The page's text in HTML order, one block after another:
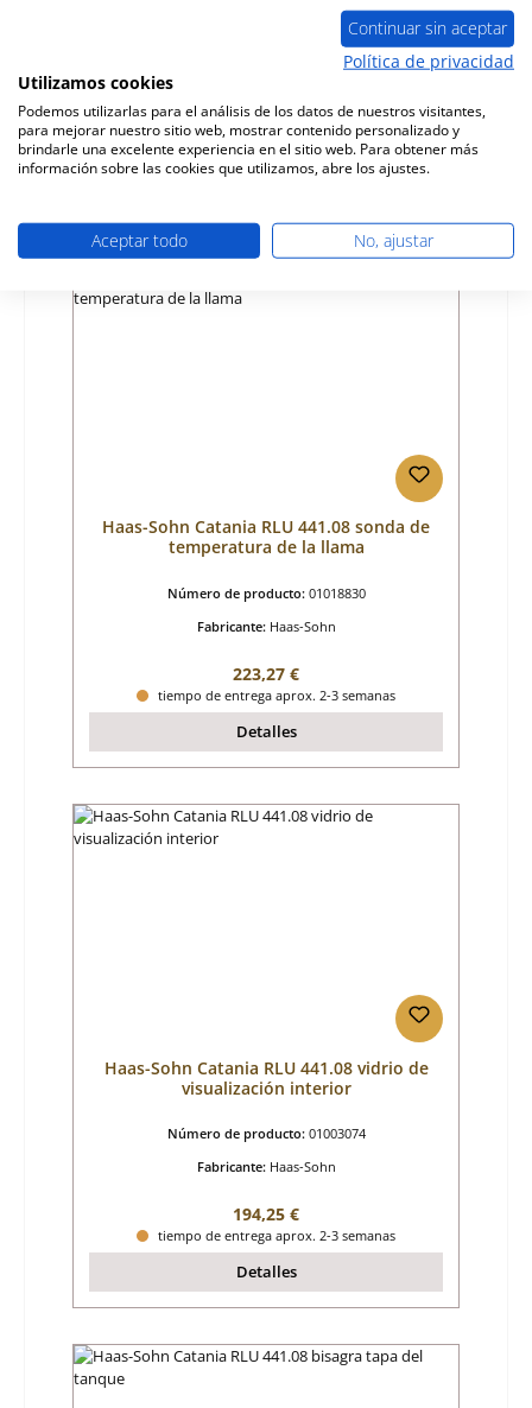
01017030
Precio normal:
46,79 €
Disponible, plazo de entrega: 4-6 días
Haas-Sohn Catania RLU 441.08 sonda de
temperatura de la llama
Número de producto: 01018830
Fabricante: Haas-Sohn
Precio normal:
223,27 €
tiempo de entrega aprox. 2-3 semanas
Detalles
Haas-Sohn Catania RLU 441.08 vidrio de
visualización interior
Número de producto: 01003074
Fabricante: Haas-Sohn
Precio normal:
194,25 €
tiempo de entrega aprox. 2-3 semanas
Detalles
Continuar sin aceptar
Política de privacidad
Utilizamos cookies
Podemos utilizarlas para el análisis de los datos de nuestros visitantes,
para mejorar nuestro sitio web, mostrar contenido personalizado y
brindarle una excelente experiencia en el sitio web. Para obtener más
información sobre las cookies que utilizamos, abre los ajustes.
Aceptar todo No, ajustar